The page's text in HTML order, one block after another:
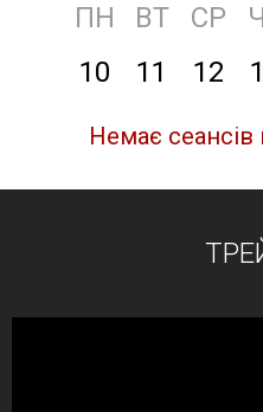
ПН ВТ СР
10
11 12
Немає сеансів